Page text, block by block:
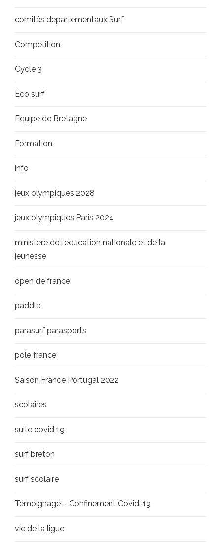
comités departementaux Surf
Compétition
Cycle 3
Eco surf
Equipe de Bretagne
Formation
info
jeux olympiques 2028
jeux olympiques Paris 2024
ministere de l'education nationale et de la
jeunesse
open de france
paddle
parasurf parasports
pole france
Saison France Portugal 2022
scolaires
suite covid 19
surf breton
surf scolaire
Témoignage – Confinement Covid-19
vie de la ligue